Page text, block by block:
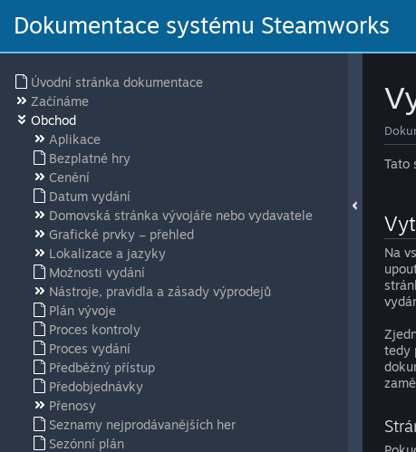
Dokumentace systému Steamworks
Úvodní stránka dokumentace
Začínáme
Obchod
Aplikace
Bezplatné hry
Cenění
Datum vydání
Domovská stránka vývojáře nebo vydavatele
Grafické prvky – přehled
Lokalizace a jazyky
Možnosti vydání
Nástroje, pravidla a zásady výprodejů
Plán vývoje
Proces kontroly
Proces vydání
Předběžný přístup
Předobjednávky
Přenosy
Seznamy nejprodávanějších her
Sezónní plán
Tato
Na
tedy